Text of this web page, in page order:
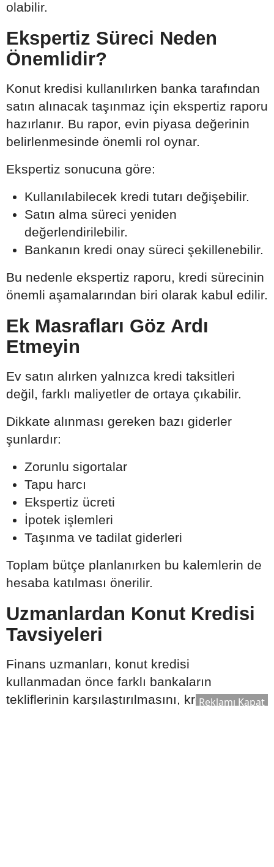
olabilir.
Ekspertiz Süreci Neden
Önemlidir?
Konut kredisi kullanılırken banka tarafından
satın alınacak taşınmaz için ekspertiz raporu
hazırlanır. Bu rapor, evin piyasa değerinin
belirlenmesinde önemli rol oynar.
Ekspertiz sonucuna göre:
Kullanılabilecek kredi tutarı değişebilir.
Satın alma süreci yeniden
değerlendirilebilir.
Bankanın kredi onay süreci şekillenebilir.
Bu nedenle ekspertiz raporu, kredi sürecinin
önemli aşamalarından biri olarak kabul edilir.
Ek Masrafları Göz Ardı
Etmeyin
Ev satın alırken yalnızca kredi taksitleri
değil, farklı maliyetler de ortaya çıkabilir.
Dikkate alınması gereken bazı giderler
şunlardır:
Zorunlu sigortalar
Tapu harcı
Ekspertiz ücreti
İpotek işlemleri
Taşınma ve tadilat giderleri
Toplam bütçe planlanırken bu kalemlerin de
hesaba katılması önerilir.
Uzmanlardan Konut Kredisi
Tavsiyeleri
Finans uzmanları, konut kredisi
kullanmadan önce farklı bankaların
tekliflerinin karşılaştırılmasını, krediReklamı Kapat